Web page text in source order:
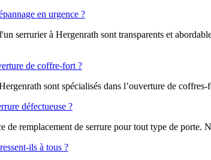
en urgence ?
serrurier à Hergenrath sont transparents et
de coffre-fort ?
sont spécialisés dans l’ouverture de
défectueuse ?
de remplacement de serrure pour tout type de
ils à tous ?